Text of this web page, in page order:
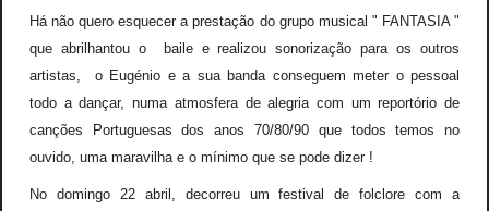
Há não quero esquecer a prestação do grupo musical " FANTASIA "
que abrilhantou o baile e realizou sonorização para os outros
artistas, o Eugénio e a sua banda conseguem meter o pessoal
todo a dançar, numa atmosfera de alegria com um reportório de
canções Portuguesas dos anos 70/80/90 que todos temos no
ouvido, uma maravilha e o mínimo que se pode dizer !
No domingo 22 abril, decorreu um festival de folclore com a